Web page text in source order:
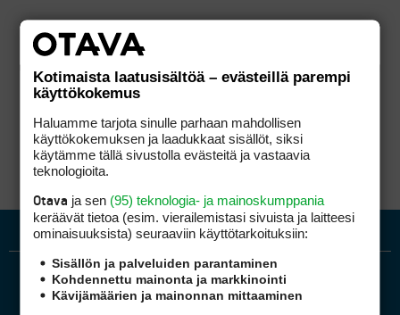
Kotimaista laatusisältöä – evästeillä parempi
käyttökokemus
Haluamme tarjota sinulle parhaan mahdollisen
käyttökokemuksen ja laadukkaat sisällöt, siksi
käytämme tällä sivustolla evästeitä ja vastaavia
teknologioita.
Otava ja sen (95) teknologia- ja mainoskumppania
keräävät tietoa (esim. vierailemis­tasi sivuista ja laitteesi
ominaisuuk­sista) seuraaviin käyttötarkoituksiin:
Sisällön ja palveluiden parantaminen
Kohdennettu mainonta ja markkinointi
Kävijämäärien ja mainonnan mittaaminen